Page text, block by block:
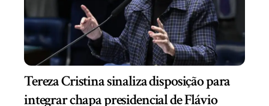
Tereza Cristina sinaliza disposição para
integrar chapa presidencial de Flávio